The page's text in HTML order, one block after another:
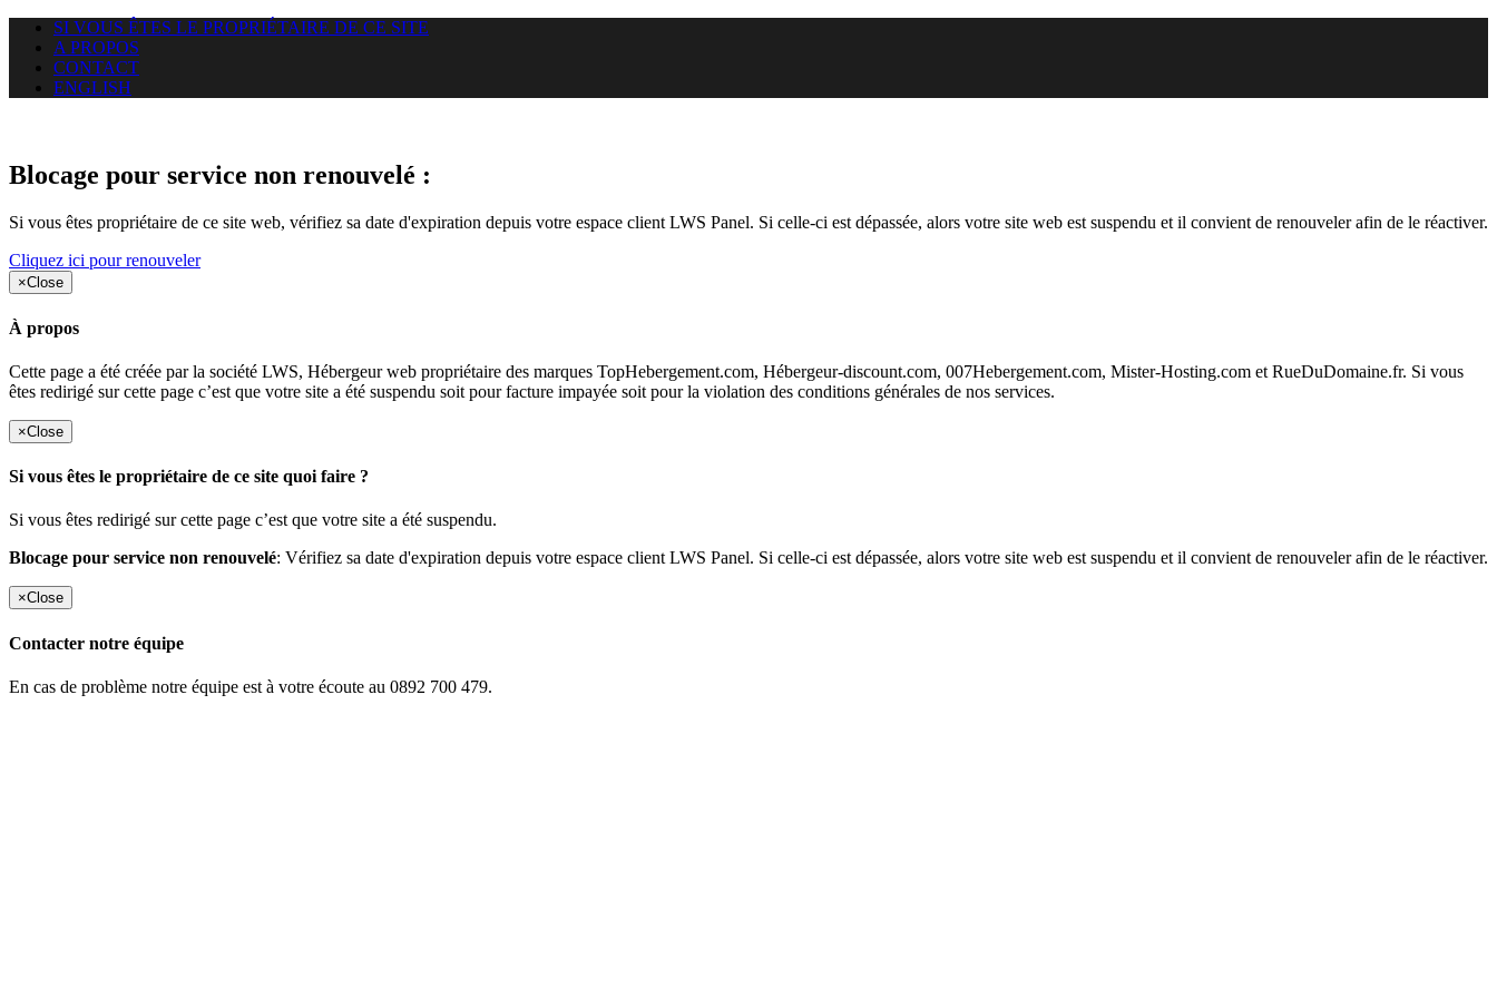
SI VOUS ÊTES LE PROPRIÉTAIRE DE CE SITE
A PROPOS
CONTACT
ENGLISH
Blocage pour service non renouvelé :
Si vous êtes propriétaire de ce site web, vérifiez sa date d'expiration depuis votre espace client LWS Panel. Si celle-ci est dépassée, alors votre site web est suspendu et il convient de renouveler afin de le réactiver.
Cliquez ici pour renouveler
×Close
À propos
Cette page a été créée par la société LWS, Hébergeur web propriétaire des marques TopHebergement.com, Hébergeur-discount.com, 007Hebergement.com, Mister-Hosting.com et RueDuDomaine.fr. Si vous
êtes redirigé sur cette page c’est que votre site a été suspendu soit pour facture impayée soit pour la violation des conditions générales de nos services.
×Close
Si vous êtes le propriétaire de ce site quoi faire ?
Si vous êtes redirigé sur cette page c’est que votre site a été suspendu.
Blocage pour service non renouvelé: Vérifiez sa date d'expiration depuis votre espace client LWS Panel. Si celle-ci est dépassée, alors votre site web est suspendu et il convient de renouveler afin de le réactiver.
×Close
Contacter notre équipe
En cas de problème notre équipe est à votre écoute au 0892 700 479.